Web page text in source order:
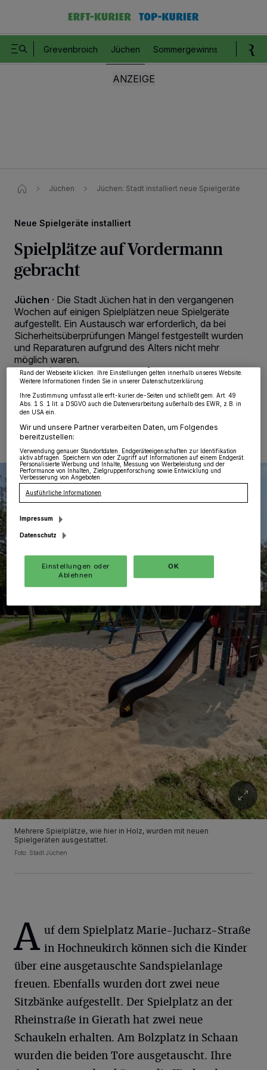
Grevenbroich Jüchen Sommergewinnspiel
Jüchen Jüchen: Stadt installiert neue Spielgeräte
Neue Spielgeräte installiert
Spielplätze auf Vordermann
gebracht
Jüchen · Die Stadt Jüchen hat in den vergangenen
Wochen auf einigen Spielplätzen neue Spielgeräte
aufgestellt. Ein Austausch war erforderlich, da bei
Sicherheitsüberprüfungen Mängel festgestellt wurden
und Reparaturen aufgrund des Alters nicht mehr
möglich waren.
23.08.2024 , 10:09 Uhr Eine Minute Lesezeit
Mehrere Spielplätze, wie hier in Holz, wurden mit neuen
Spielgeräten ausgestattet.
Foto: Stadt Jüchen
A uf dem Spielplatz Marie-Jucharz-Straße
in Hochneukirch können sich die Kinder
über eine ausgetauschte Sandspielanlage
freuen. Ebenfalls wurden dort zwei neue
Sitzbänke aufgestellt. Der Spielplatz an der
Rheinstraße in Gierath hat zwei neue
Schaukeln erhalten. Am Bolzplatz in Schaan
wurden die beiden Tore ausgetauscht. Ihre
-Partner speichern und greifen auf personenbezogene Daten
wie Browserdaten oder eindeutige Kennungen auf Ihrem Gerät zu. Durch Auswahl
von OK aktivieren Sie Tracking-Technologien für die unter „Wir und unsere
Partner verarbeiten Daten, um Ihnen Dienste bereitzustellen“ aufgeführten
Zwecke. Wenn Tracker deaktiviert sind, sind manche Inhalte und Anzeigen
möglicherweise nicht mehr so relevant für Sie. Sie können dieses Menü jederzeit
wieder aufrufen, um Ihre Einstellungen zu ändern oder Ihre Einwilligung zu
widerrufen, indem Sie auf den Link Einstellungen oder Ablehnen am unteren
Rand der Webseite klicken. Ihre Einstellungen gelten innerhalb unseres Website.
Weitere Informationen finden Sie in unserer Datenschutzerklärung.
Ihre Zustimmung umfasst alle erft-kurier.de-Seiten und schließt gem. Art. 49
Abs. 1 S. 1 lit. a DSGVO auch die Datenverarbeitung außerhalb des EWR, z.B. in
den USA ein.
Wir und unsere Partner verarbeiten Daten, um Folgendes
bereitzustellen:
Verwendung genauer Standortdaten. Endgeräteeigenschaften zur Identifikation
aktiv abfragen. Speichern von oder Zugriff auf Informationen auf einem Endgerät.
Personalisierte Werbung und Inhalte, Messung von Werbeleistung und der
Performance von Inhalten, Zielgruppenforschung sowie Entwicklung und
Verbesserung von Angeboten.
Ausführliche Informationen
Impressum
Datenschutz
Einstellungen oder
Ablehnen
OK